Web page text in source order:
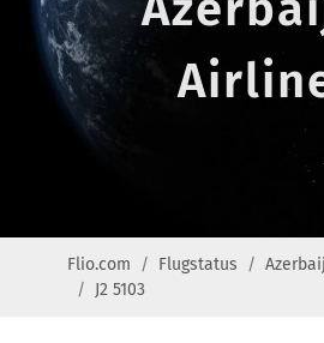
Flio.com Flugstatus
J2 5103